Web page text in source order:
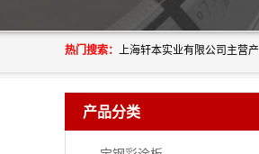
热门搜索：
产品分类